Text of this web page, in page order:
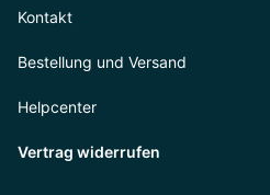
Kontakt
Bestellung und Versand
Helpcenter
Vertrag widerrufen